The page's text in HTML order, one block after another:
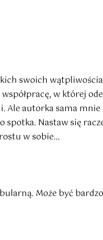
swoich
w której
Ale autorka sama mnie
spotka. Nastaw się
w sobie…
Może być